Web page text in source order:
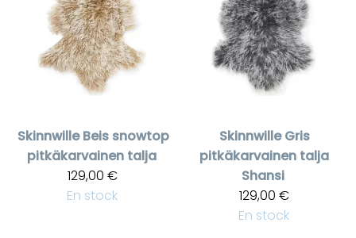
Skinnwille Beis snowtop
pitkäkarvainen talja
129,00 €
En stock
Skinnwille Gris
pitkäkarvainen talja
Shansi
129,00 €
En stock